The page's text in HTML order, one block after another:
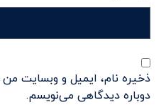
ذخیره نام، ایمیل و وبسایت من
دوباره دیدگاهی می‌نویسم.